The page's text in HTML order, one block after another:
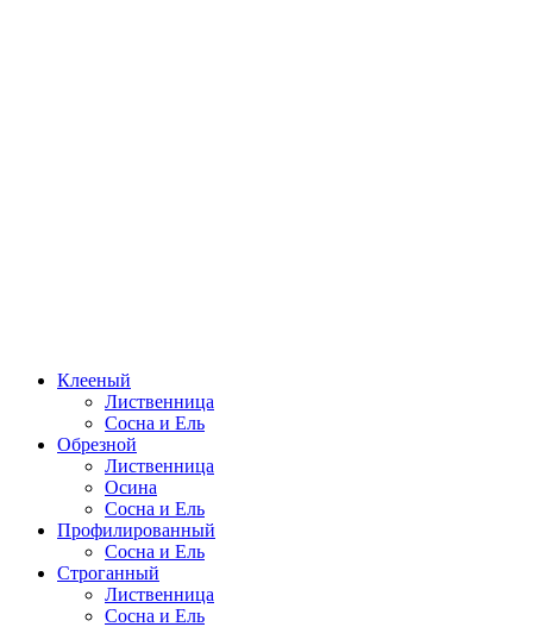
Клееный
Лиственница
Сосна и Ель
Обрезной
Лиственница
Осина
Сосна и Ель
Профилированный
Сосна и Ель
Строганный
Лиственница
Сосна и Ель